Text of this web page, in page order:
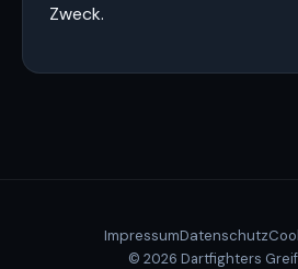
Zweck.
ImpressumDatenschutz
© 2026 Dartfighters